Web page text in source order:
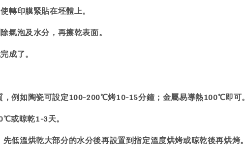
轉印膜緊貼在坯體上。
氣泡及水分，再擦乾表面。
成了。
例如陶瓷可設定100-200℃烤10-15分鐘；金屬易導熱100℃即可。
或晾乾1-3天。
低溫烘乾大部分的水分後再設置到指定溫度烘烤或晾乾後再烘烤。